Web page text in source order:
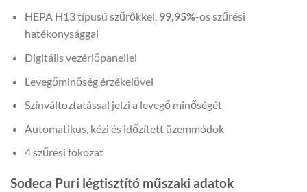
HEPA H13 típusú szűrőkkel, 99,95%-os szűrési
hatékonysággal
Digitális vezérlőpanellel
Levegőminőség érzékelővel
Színváltoztatással jelzi a levegő minőségét
Automatikus, kézi és időzített üzemmódok
4 szűrési fokozat
Sodeca Puri légtisztító műszaki adatok